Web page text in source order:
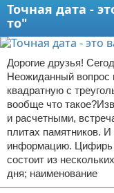
Точная дата -
то"
Дорогие друзья!
Неожиданный вопрос
квадратную с
вообще что
и расчетными,
плитах памятников.
информацию. Цифирь
состоит из
дня; наименование